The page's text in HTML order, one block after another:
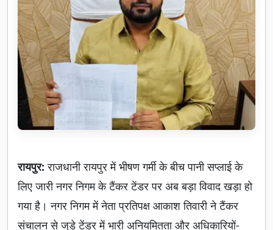
रायपुर: राजधानी रायपुर में भीषण गर्मी के बीच पानी सप्लाई के
लिए जारी नगर निगम के टैंकर टेंडर पर अब बड़ा विवाद खड़ा हो
गया है। नगर निगम में नेता प्रतिपक्ष आकाश तिवारी ने टैंकर
संचालन से जुड़े टेंडर में भारी अनियमितता और अधिकारियों-